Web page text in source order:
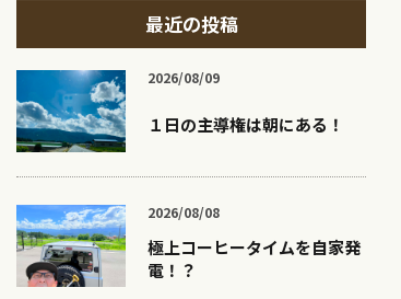
最近の投稿
2026/08/09
１日の主導権は朝にある！
2026/08/08
極上コーヒータイムを自家発
電！？